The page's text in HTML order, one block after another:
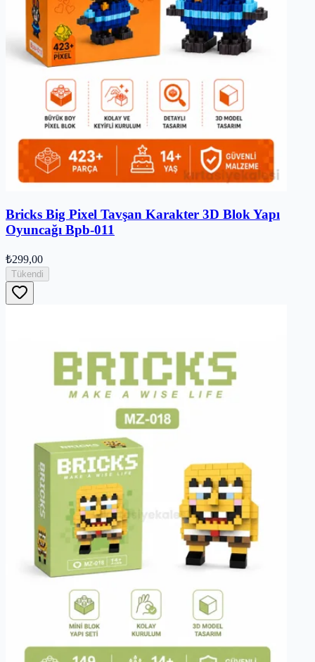
Bricks Big Pixel Tavşan Karakter 3D Blok Yapı
Oyuncağı Bpb-011
₺299,00
Tükendi